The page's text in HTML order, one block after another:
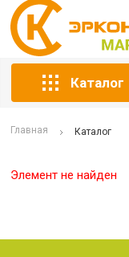
Каталог
Главная Каталог
Элемент не найден